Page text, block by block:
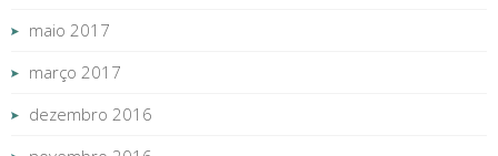
maio 2017
março 2017
dezembro 2016